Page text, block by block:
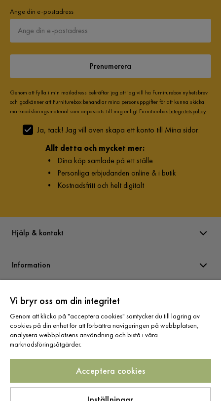
Ange din e-postadress
Prenumerera
Genom att fylla i min mailadress bekräftar jag att jag vill ha Furniturebox nyhetsbrev
och godkänner att Furniturebox behandlar mina personuppgifter för att kunna skicka
marknadsföringsmaterial som anpassats till mig enligt Furniturebox Integritetspolicy.
Ja, tack! Jag vill även skapa ett konto till Mina sidor.
Allt detta och mycket mer:
• Dina köp samlade på ett ställe
• Personliga erbjudanden online & i butik
• Kostnadsfritt och helt digitalt
Hjälp & kontakt
Information
Varumärken
Sortiment
Följ oss
Vi bryr oss om din integritet
Genom att klicka på "acceptera cookies" samtycker du till lagring av
cookies på din enhet för att förbättra navigeringen på webbplatsen,
analysera webbplatsens användning och bistå i våra
marknadsföringsåtgärder.
Acceptera cookies